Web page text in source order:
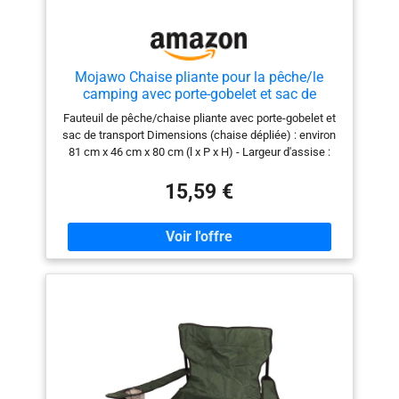
isotherme et porte-gobelet,
il libère vos mains tout en
offrant une expérience
rafraîchissante confortable
pendant l’été chaud. La
poche de rangement vous
permet d’y mettre vos
coussin en coton amovible
peut être utilisé comme
couverture à basse
température, et le coussin
en coton peut être lavé en
Mojawo Chaise pliante pour la pêche/le
camping avec porte-gobelet et sac de
transport Noir
Fauteuil de pêche/chaise pliante avec porte-gobelet et
sac de transport Dimensions (chaise dépliée) : environ
81 cm x 46 cm x 80 cm (l x P x H) - Largeur d'assise :
Matériau de la structure : acier (revêtu par
pulvérisation) Pliable Couleur : voir couleurs au choix
15,59 €